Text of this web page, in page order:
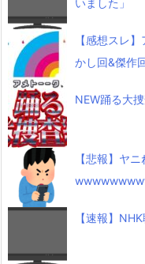
【感想スレ
かし回&傑作回
NEW踊る大
【悲報】ヤ
【速報】